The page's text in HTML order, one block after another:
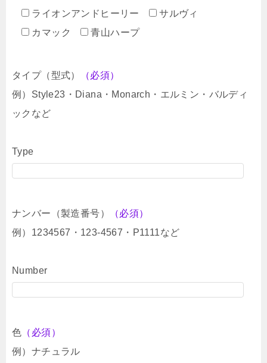
ライオンアンドヒーリー
サルヴィ
カマック
青山ハープ
タイプ（型式）
（必須）
例）Style23・Diana・Monarch・エルミン・バルディ
ックなど
Type
ナンバー（製造番号）
（必須）
例）1234567・123-4567・P1111など
Number
色 （必須）
例）ナチュラル